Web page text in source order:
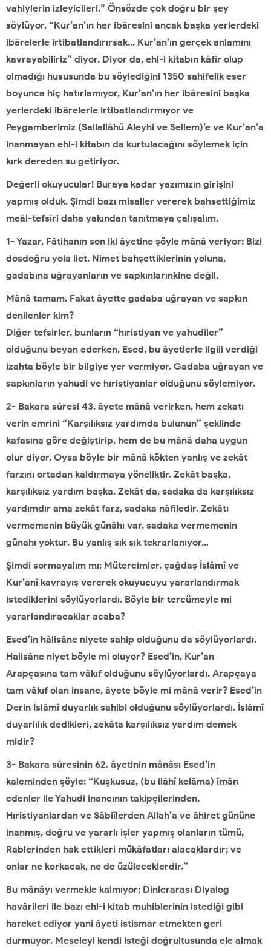
vahiylerin izleyicileri.” Önsözde çok doğru bir şey
söylüyor, “Kur’an’ın her ibâresini ancak başka yerlerdeki
ibârelerle irtibatlandırırsak… Kur’an’ın gerçek anlamını
kavrayabiliriz” diyor. Diyor da, ehl-i kitabın kâfir olup
olmadığı hususunda bu söylediğini 1350 sahifelik eser
boyunca hiç hatırlamıyor, Kur’an’ın her ibâresini başka
yerlerdeki ibârelerle irtibatlandırmıyor ve
Peygamberimiz (Sallallâhü Aleyhi ve Sellem)’e ve Kur’an’a
inanmayan ehl-i kitabın da kurtulacağını söylemek için
kırk dereden su getiriyor.
Değerli okuyucular! Buraya kadar yazımızın girişini
yapmış olduk. Şimdi bazı misaller vererek bahsettiğimiz
meâl-tefsîri daha yakından tanıtmaya çalışalım.
1- Yazar, Fâtihanın son iki âyetine şöyle mânâ veriyor: Bizi
dosdoğru yola ilet. Nimet bahşettiklerinin yoluna,
gadabına uğrayanların ve sapkınlarınkine değil.
Mânâ tamam. Fakat âyette gadaba uğrayan ve sapkın
denilenler kim?
Diğer tefsirler, bunların “hıristiyan ve yahudiler”
olduğunu beyan ederken, Esed, bu âyetlerle ilgili verdiği
izahta böyle bir bilgiye yer vermiyor. Gadaba uğrayan ve
sapkınların yahudi ve hıristiyanlar olduğunu söylemiyor.
2- Bakara sûresi 43. âyete mânâ verirken, hem zekatı
verin emrini “Karşılıksız yardımda bulunun” şeklinde
kafasına göre değiştirip, hem de bu mânâ daha uygun
olur diyor. Oysa böyle bir mânâ kökten yanlış ve zekât
farzını ortadan kaldırmaya yöneliktir. Zekât başka,
karşılıksız yardım başka. Zekât da, sadaka da karşılıksız
yardımdır ama zekât farz, sadaka nâfiledir. Zekâtı
vermemenin büyük günâhı var, sadaka vermemenin
günahı yoktur. Bu yanlış sık sık tekrarlanıyor…
Şimdi sormayalım mı: Mütercimler, çağdaş İslâmî ve
Kur’anî kavrayış vererek okuyucuyu yararlandırmak
istediklerini söylüyorlardı. Böyle bir tercümeyle mi
yararlandıracaklar acaba?
Esed’in hâlisâne niyete sahip olduğunu da söylüyorlardı.
Halisâne niyet böyle mi oluyor? Esed’in, Kur’an
Arapçasına tam vâkıf olduğunu söylüyorlardı. Arapçaya
tam vâkıf olan insane, âyete böyle mi mânâ verir? Esed’in
Derin İslâmî duyarlık sahibi olduğunu söylüyorlardı. İslâmî
duyarlılık dedikleri, zekâta karşılıksız yardım demek
midir?
3- Bakara sûresinin 62. âyetinin mânâsı Esed’in
kaleminden şöyle: “Kuşkusuz, (bu ilâhî kelâma) îmân
edenler ile Yahudi inancının takipçilerinden,
Hıristiyanlardan ve Sâbiîlerden Allah’a ve âhiret gününe
inanmış, doğru ve yararlı işler yapmış olanların tümü,
Rablerinden hak ettikleri mükâfatları alacaklardır; ve
onlar ne korkacak, ne de üzüleceklerdir.”
Bu mânâyı vermekle kalmıyor; Dinlerarası Diyalog
havârileri ile bazı ehl-i kitab muhiblerinin istediği gibi
hareket ediyor yani âyeti istismar etmekten geri
durmuyor. Meseleyi kendi isteği doğrultusunda ele almak